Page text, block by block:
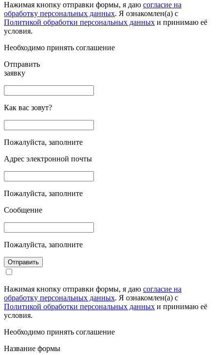
Нажимая кнопку отправки формы, я даю согласие на
обработку персональных данных. Я ознакомлен(а) с
Политикой обработки персональных данных и принимаю её
условия.
Необходимо принять соглашение
Отправить
заявку
Как вас зовут?
Пожалуйста, заполните
Адрес электронной почты
Пожалуйста, заполните
Сообщение
Пожалуйста, заполните
Отправить
Нажимая кнопку отправки формы, я даю согласие на
обработку персональных данных. Я ознакомлен(а) с
Политикой обработки персональных данных и принимаю её
условия.
Необходимо принять соглашение
Название формы